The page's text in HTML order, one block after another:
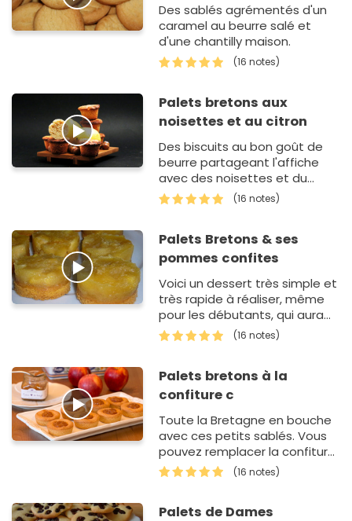
Des sablés agrémentés d'un
caramel au beurre salé et
d'une chantilly maison.
(16 notes)
Palets bretons aux
noisettes et au citron
Des biscuits au bon goût de
beurre partageant l'affiche
avec des noisettes et du
citron
(16 notes)
Palets Bretons & ses
pommes confites
Voici un dessert très simple et
très rapide à réaliser, même
pour les débutants, qui aura
son petit effet devant vos
invit&…
(16 notes)
Palets bretons à la
confiture c
Toute la Bretagne en bouche
avec ces petits sablés. Vous
pouvez remplacer la confiture
par un caramel au beurre salé
(16 notes)
Palets de Dames